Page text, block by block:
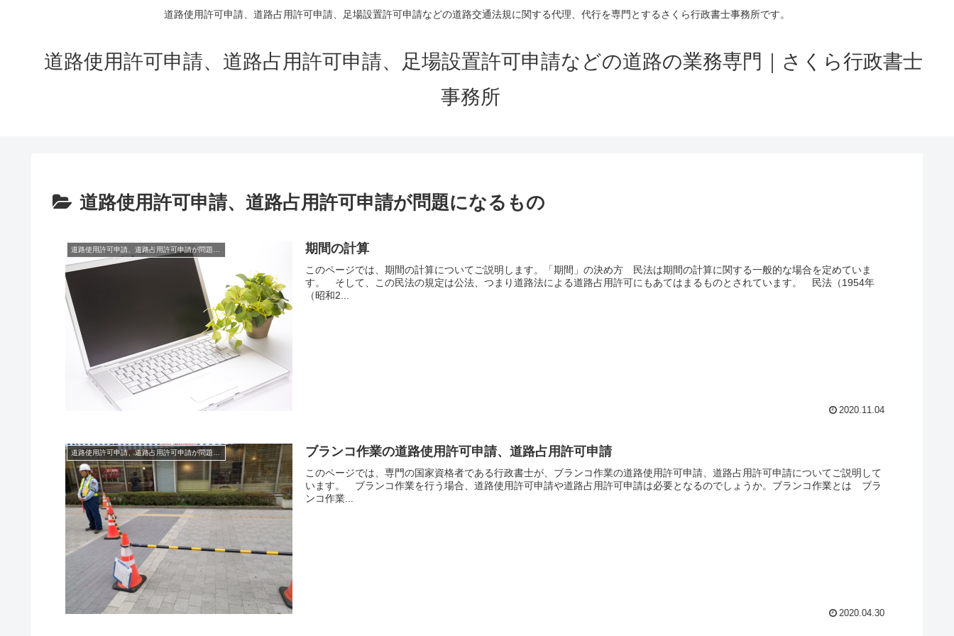
道路使用許可申請、道路占用許可申請、足場設置許可申請などの道路交通法規に関する代理、代行を専門とするさくら行政書士事務所です。
道路使用許可申請、道路占用許可申請、足場設置許可申請などの道路の業務専門｜さくら行政書士
事務所
道路使用許可申請、道路占用許可申請が問題になるもの
期間の計算
このページでは、期間の計算についてご説明します。「期間」の決め方 民法は期間の計算に関する一般的な場合を定めていま
す。 そして、この民法の規定は公法、つまり道路法による道路占用許可にもあてはまるものとされています。 民法（1954年
（昭和2...
2020.11.04
ブランコ作業の道路使用許可申請、道路占用許可申請
このページでは、専門の国家資格者である行政書士が、ブランコ作業の道路使用許可申請、道路占用許可申請についてご説明して
います。 ブランコ作業を行う場合、道路使用許可申請や道路占用許可申請は必要となるのでしょうか。ブランコ作業とは ブラ
ンコ作業...
2020.04.30